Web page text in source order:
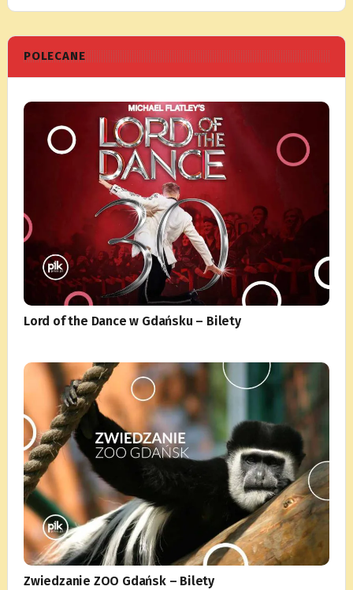
POLECANE
Lord of the Dance w Gdańsku – Bilety
Zwiedzanie ZOO Gdańsk – Bilety